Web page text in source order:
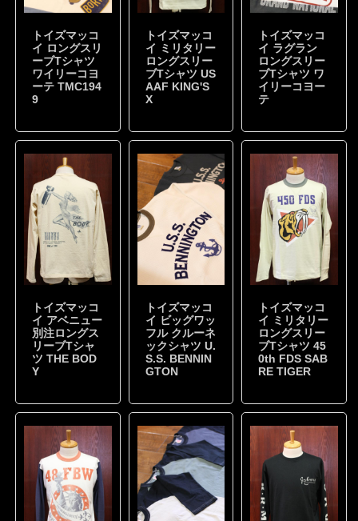
トイズマッコ
イ ロングスリ
ーブTシャツ
ワイリーコヨ
ーテ TMC194
9
トイズマッコ
イ ミリタリー
ロングスリー
ブTシャツ US
AAF KING'S
X
トイズマッコ
イ ラグラン
ロングスリー
ブTシャツ ワ
イリーコヨー
テ
トイズマッコ
イ アベニュー
別注ロングス
リーブTシャ
ツ THE BOD
Y
トイズマッコ
イ ビッグワッ
フル クルーネ
ックシャツ U.
S.S. BENNIN
GTON
トイズマッコ
イ ミリタリー
ロングスリー
ブTシャツ 45
0th FDS SAB
RE TIGER